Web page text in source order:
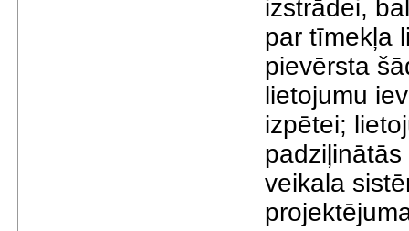
izstrādei,
par tīmekļa
pievērsta
lietojumu
izpētei;
veikala